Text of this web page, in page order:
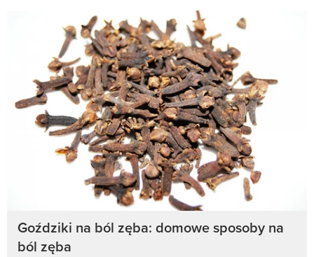
Goździki na ból zęba: domowe sposoby na
ból zęba